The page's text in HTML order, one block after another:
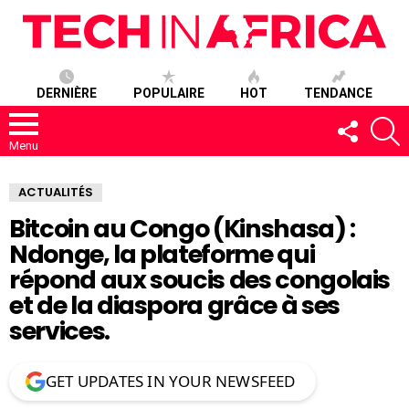
DERNIÈRE POPULAIRE HOT TENDANCE
Menu
SUIVEZ-
NOUS
ACTUALITÉS
Bitcoin au Congo (Kinshasa) :
Ndonge, la plateforme qui
répond aux soucis des congolais
et de la diaspora grâce à ses
services.
GET UPDATES IN YOUR NEWSFEED